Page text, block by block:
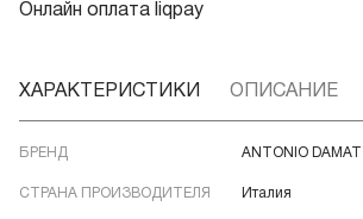
Онлайн оплата liqpay
ХАРАКТЕРИСТИКИ ОПИСАНИЕ
БРЕНД ANTONIO
СТРАНА ПРОИЗВОДИТЕЛЯ Италия